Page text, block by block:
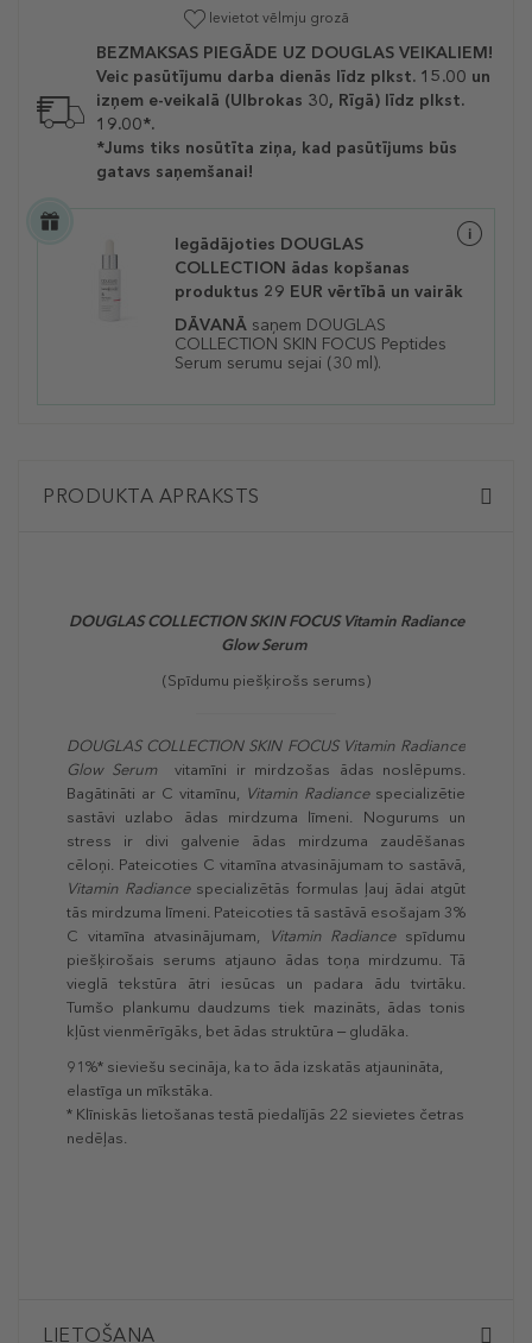
Ievietot vēlmju grozā
BEZMAKSAS PIEGĀDE UZ DOUGLAS VEIKALIEM!
Veic pasūtījumu darba dienās līdz plkst. 15.00 un
izņem e-veikalā (Ulbrokas 30, Rīgā) līdz plkst.
19.00*.
*Jums tiks nosūtīta ziņa, kad pasūtījums būs
gatavs saņemšanai!
Iegādājoties DOUGLAS
COLLECTION ādas kopšanas
produktus 29 EUR vērtībā un vairāk
DĀVANĀ saņem DOUGLAS
COLLECTION SKIN FOCUS Peptides
Serum serumu sejai (30 ml).
PRODUKTA APRAKSTS
DOUGLAS COLLECTION SKIN FOCUS Vitamin Radiance
Glow Serum
(Spīdumu piešķirošs serums)
DOUGLAS COLLECTION SKIN FOCUS Vitamin Radiance
Glow Serumvitamīni ir mirdzošas ādas noslēpums.
Bagātināti ar C vitamīnu,
Vitamin Radiancespecializētie
sastāvi uzlabo ādas mirdzuma līmeni. Nogurums un
stress ir divi galvenie ādas mirdzuma zaudēšanas
cēloņi. Pateicoties C vitamīna atvasinājumam to sastāvā,
Vitamin Radiancespecializētās formulas ļauj ādai atgūt
tās mirdzuma līmeni. Pateicoties tā sastāvā esošajam 3%
C vitamīna atvasinājumam,
Vitamin Radiancespīdumu
piešķirošais serums atjauno ādas toņa mirdzumu. Tā
vieglā tekstūra ātri iesūcas un padara ādu tvirtāku.
Tumšo plankumu daudzums tiek mazināts, ādas tonis
kļūst vienmērīgāks, bet ādas struktūra ‒ gludāka.
91%* sieviešu secināja, ka to āda izskatās atjaunināta,
elastīga un mīkstāka.
* Klīniskās lietošanas testā piedalījās 22 sievietes četras
nedēļas.
LIETOŠANA